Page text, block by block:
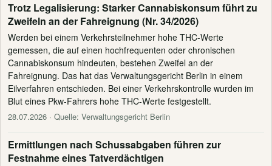
Trotz Legalisierung: Starker Cannabiskonsum führt zu
Zweifeln an der Fahreignung (Nr. 34/2026)
Werden bei einem Verkehrsteilnehmer hohe THC-Werte
gemessen, die auf einen hochfrequenten oder chronischen
Cannabiskonsum hindeuten, bestehen Zweifel an der
Fahreignung. Das hat das Verwaltungsgericht Berlin in einem
Eilverfahren entschieden. Bei einer Verkehrskontrolle wurden im
Blut eines Pkw-Fahrers hohe THC-Werte festgestellt.
28.07.2026 · Quelle: Verwaltungsgericht Berlin
Ermittlungen nach Schussabgaben führen zur
Festnahme eines Tatverdächtigen